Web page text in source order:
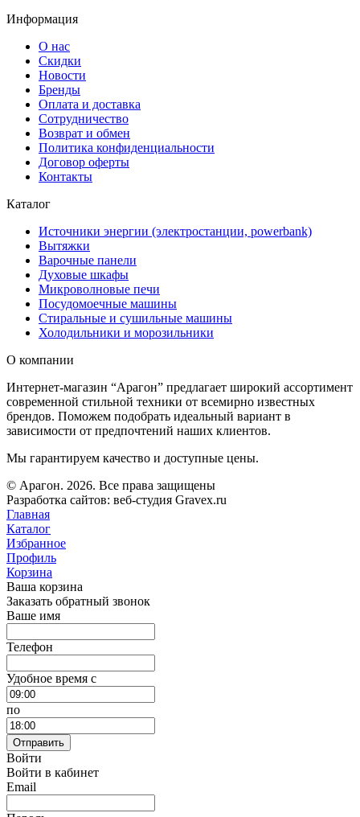
Информация
О нас
Скидки
Новости
Бренды
Оплата и доставка
Сотрудничество
Возврат и обмен
Политика конфиденциальности
Договор оферты
Контакты
Каталог
Источники энергии (электростанции, powerbank)
Вытяжки
Варочные панели
Духовые шкафы
Микроволновые печи
Посудомоечные машины
Стиральные и сушильные машины
Холодильники и морозильники
О компании
Интернет-магазин “Арагон” предлагает широкий ассортимент
современной стильной техники от всемирно известных
брендов. Поможем подобрать идеальный вариант в
зависимости от предпочтений наших клиентов.
Мы гарантируем качество и доступные цены.
© Арагон. 2026. Все права защищены
Разработка сайтов: веб-студия Gravex.ru
Главная
Каталог
Избранное
Профиль
Корзина
Ваша корзина
Заказать обратный звонок
Ваше имя
Телефон
Удобное время c
по
Отправить
Войти
Войти в кабинет
Email